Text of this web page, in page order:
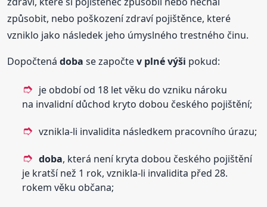
způsobit, nebo poškození zdraví pojištěnce, které
vzniklo jako následek jeho úmyslného trestného činu.
Dopočtenádoba se započtev plné výši pokud:
je období od 18 let věku do vzniku nároku
na invalidní důchod kryto dobou českého pojištění;
vznikla-li invalidita následkem pracovního úrazu;
doba, která není kryta dobou českého pojištění
je kratší než 1 rok, vznikla-li invalidita před 28.
rokem věku občana;